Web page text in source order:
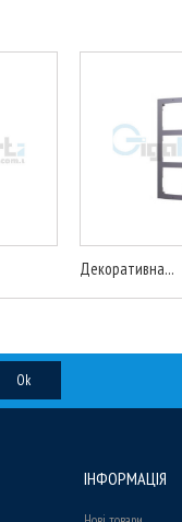
Декоративна...
Ok
ІНФОРМАЦІЯ